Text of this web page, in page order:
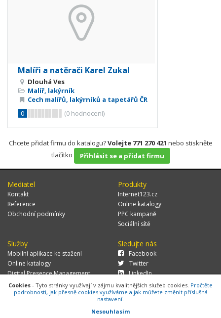
Malíři a natěrači Karel Zukal
Dlouhá Ves
Malíř, lakýrník
Cech malířů, lakýrníků a tapetářů ČR
0
(0 hodnocení)
Chcete přidat firmu do katalogu?Volejte 771 270 421 nebo stiskněte
tlačítko
Přihlásit se a přidat firmu
Mediatel
Kontakt
Reference
Obchodní podmínky
Produkty
Internet123.cz
Online katalogy
PPC kampaně
Sociální sítě
Služby
Mobilní aplikace ke stažení
Online katalogy
Digital Presence Management
Více zákazníků
Sledujte nás
Facebook
Twitter
LinkedIn
© 2026 MEDIATEL CZ, s.r.o.,Za Potokem 46/4, 106 00 Praha 10, tel.:
Cookies - Tyto stránky využívají v zájmu kvalitnějších služeb cookies. Pročtěte
podrobnosti, jak přesně cookies využíváme a jak můžete změnit příslušná
nastavení.
Nesouhlasím